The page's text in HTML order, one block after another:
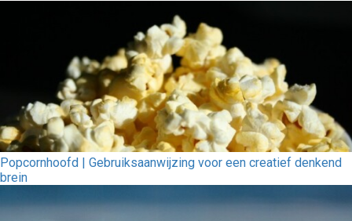
Popcornhoofd | Gebruiksaanwijzing voor een creatief denkend
brein